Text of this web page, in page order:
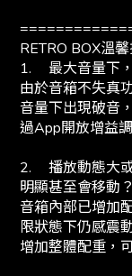
RETRO BOX溫
1.
最大音量下
由於音箱不失真
音量下出現破音
過App開放增益
2.
播放動態大
明顯甚至會移動？
音箱內部已增加
限狀態下仍感震
增加整體配重，